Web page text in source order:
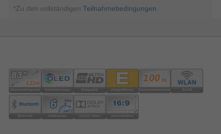
*Zu den vollständigen Teilnahmebedingungen.